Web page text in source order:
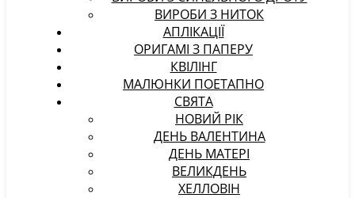
ВИРОБИ З НИТОК
АПЛІКАЦІЇ
ОРИГАМІ З ПАПЕРУ
КВІЛІНГ
МАЛЮНКИ ПОЕТАПНО
СВЯТА
НОВИЙ РІК
ДЕНЬ ВАЛЕНТИНА
ДЕНЬ МАТЕРІ
ВЕЛИКДЕНЬ
ХЕЛЛОВІН